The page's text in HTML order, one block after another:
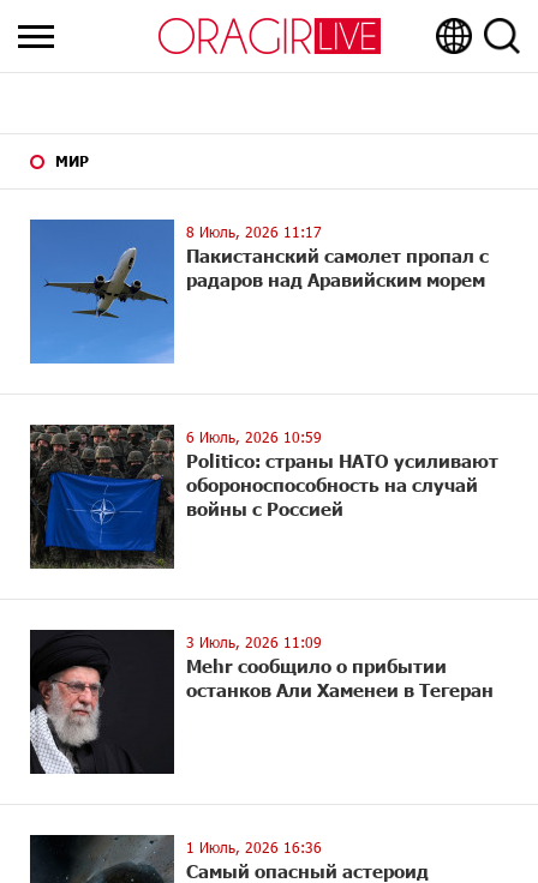
МИР
8 Июль, 2026 11:17
Пакистанский самолет пропал с
радаров над Аравийским морем
6 Июль, 2026 10:59
Politico: страны НАТО усиливают
обороноспособность на случай
войны с Россией
3 Июль, 2026 11:09
Mehr сообщило о прибытии
останков Али Хаменеи в Тегеран
1 Июль, 2026 16:36
Самый опасный астероид